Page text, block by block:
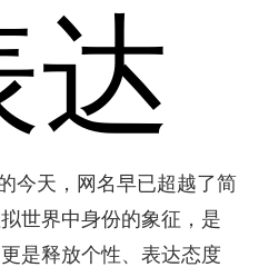
达
今天，网名早已超越了简
世界中身份的象征，是
是释放个性、表达态度